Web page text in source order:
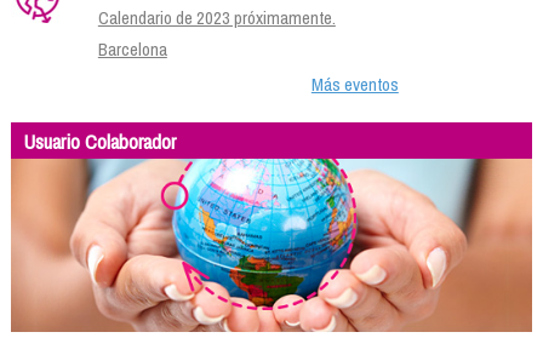
Calendario de 2023 próximamente.
Barcelona
Más eventos
Usuario Colaborador